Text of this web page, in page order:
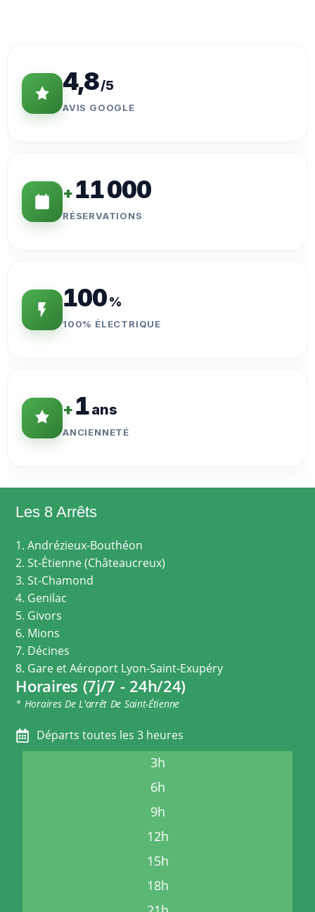
4,8/5
AVIS GOOGLE
+11 000
RÉSERVATIONS
100%
100% ÉLECTRIQUE
+1ans
ANCIENNETÉ
Les 8 Arrêts
1. Andrézieux-Bouthéon
2. St-Étienne (Châteaucreux)
3. St-Chamond
4. Genilac
5. Givors
6. Mions
7. Décines
8. Gare et Aéroport Lyon-Saint-Exupéry
Horaires (7j/7 - 24h/24)
* Horaires De L'arrêt De Saint-Étienne
Départs toutes les 3 heures
3h
6h
9h
12h
15h
18h